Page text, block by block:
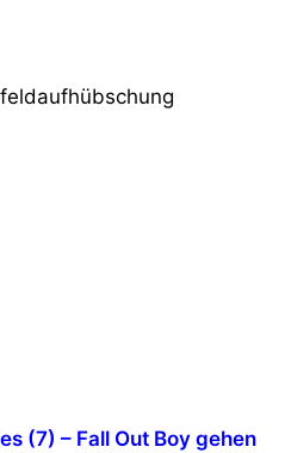
(7) – Fall Out Boy gehen